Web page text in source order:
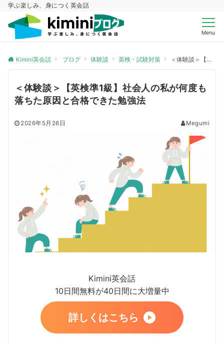
学ぶ楽しみ、身につく英会話
Menu
Kimini英会話 ブログ 体験談 英検・試験対策 ＜体験談＞【英検準1級】社会人の私が何度も落ちた原因と合格できた勉強法
＜体験談＞【英検準1級】社会人の私が何度も
落ちた原因と合格できた勉強法
2026年5月26日 Megumi
Kimini英会話
10日間無料が40日間に大増量中
詳しくはこちら